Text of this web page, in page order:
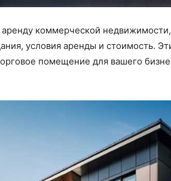
коммерческой
условия аренды и стоимость.
помещение для вашего